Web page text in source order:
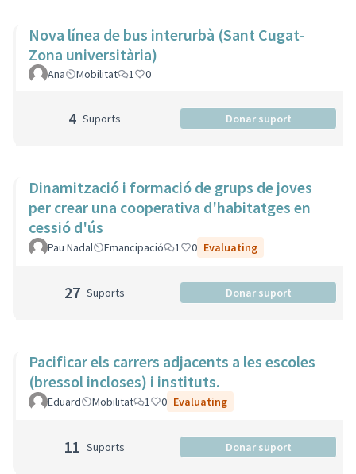
Nova línea de bus interurbà (Sant Cugat-
Zona universitària)
Ana Mobilitat 1 0
4 Suports Donar suport
Dinamització i formació de grups de joves
per crear una cooperativa d'habitatges en
cessió d'ús
Pau Nadal Emancipació 1 0 Evaluating
27 Suports Donar suport
Pacificar els carrers adjacents a les escoles
(bressol incloses) i instituts.
Eduard Mobilitat 1 0 Evaluating
11 Suports Donar suport